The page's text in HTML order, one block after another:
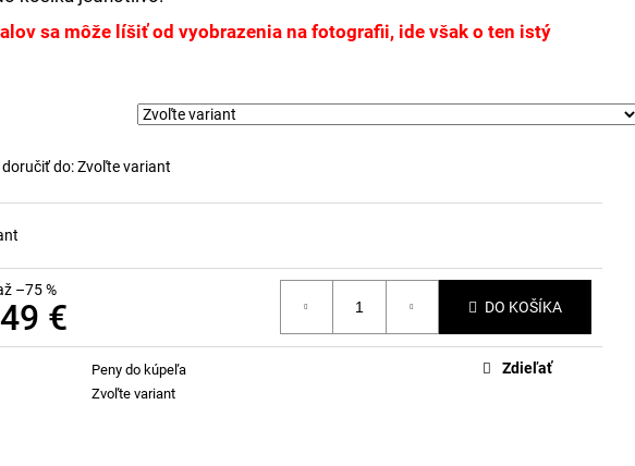
sa môže líšiť od vyobrazenia na fotografii, ide však o ten istý
doručiť do:Zvoľte variant
–75 %
€ DO KOŠÍKA
Peny do kúpeľa
Zvoľte variant
Zdieľať